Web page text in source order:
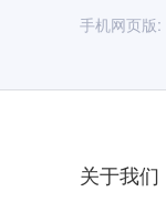
手机网页版:
关于我们